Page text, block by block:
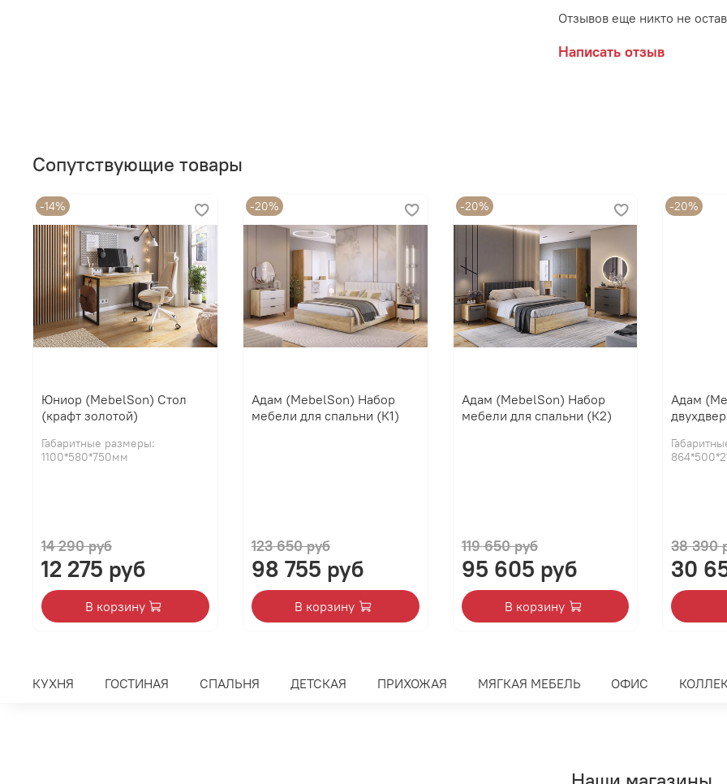
Отзывов еще никто не
Написать отзыв
Сопутствующие товары
-14%
Юниор (MebelSon) Стол
(крафт золотой)
Габаритные размеры:
1100*580*750мм
14 290 руб
12 275 руб
В корзину
-20%
Адам (MebelSon) Набор
мебели для спальни (К1)
123 650 руб
98 755 руб
В корзину
-20%
Адам (MebelSon) Набор
мебели для спальни (К2)
119 650 руб
95 605 руб
В корзину
-20%
Адам
38 390
30
КУХНЯ ГОСТИНАЯ СПАЛЬНЯ ДЕТСКАЯ ПРИХОЖАЯ МЯГКАЯ МЕБЕЛЬ ОФИС